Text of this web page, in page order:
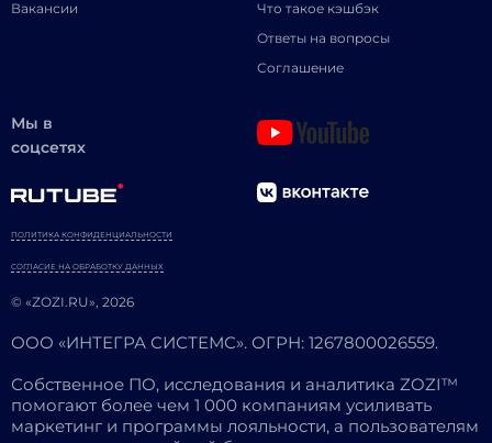
Вакансии
Что такое кэшбэк
Ответы на вопросы
Соглашение
Мы в
соцсетях
© «ZOZI.RU», 2026
ПОЛИТИКА КОНФИДЕНЦИАЛЬНОСТИ
СОГЛАСИЕ НА ОБРАБОТКУ ДАННЫХ
ООО «ИНТЕГРА СИСТЕМС». ОГРН: 1267800026559.
Собственное ПО, исследования и аналитика ZOZI™
помогают более чем 1 000 компаниям усиливать
маркетинг и программы лояльности, а пользователям